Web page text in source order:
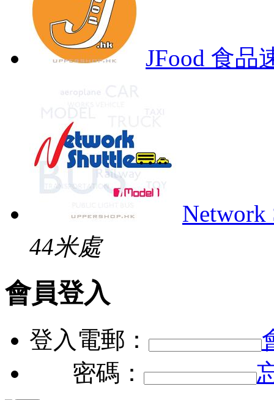
JFood 食品
Network
44米處
會員登入
登入電郵：
密碼：